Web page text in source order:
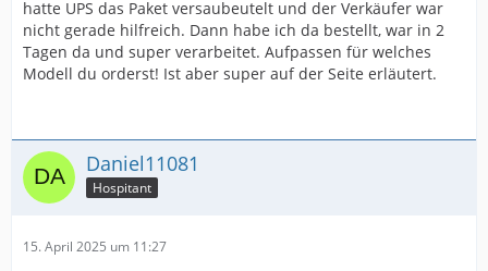
hatte UPS das Paket versaubeutelt und der Verkäufer war
nicht gerade hilfreich. Dann habe ich da bestellt, war in 2
Tagen da und super verarbeitet. Aufpassen für welches
Modell du orderst! Ist aber super auf der Seite erläutert.
Daniel11081
Hospitant
15. April 2025 um 11:27